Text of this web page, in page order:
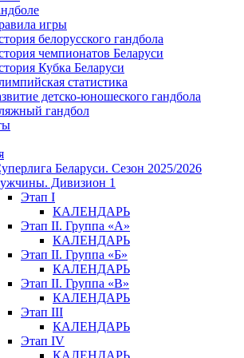
игры
белорусского гандбола
чемпионатов Беларуси
Кубка Беларуси
статистика
детско-юношеского гандбола
гандбол
Беларуси. Сезон 2025/2026
Дивизион 1
Этап I
КАЛЕНДАРЬ
Этап II. Группа «А»
КАЛЕНДАРЬ
Этап II. Группа «Б»
КАЛЕНДАРЬ
Этап II. Группа «В»
КАЛЕНДАРЬ
Этап III
КАЛЕНДАРЬ
Этап IV
КАЛЕНДАРЬ